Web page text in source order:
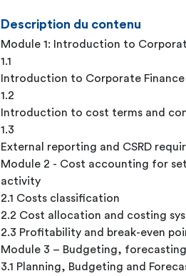
Description du contenu
Module 1: Introduction to
1.1
Introduction to Corporate
1.2
Introduction to cost terms and
1.3
External reporting and CSRD
Module 2 - Cost accounting for
activity
2.1 Costs classification
2.2 Cost allocation and costing
2.3 Profitability and break-even
Module 3 – Budgeting,
3.1 Planning, Budgeting and